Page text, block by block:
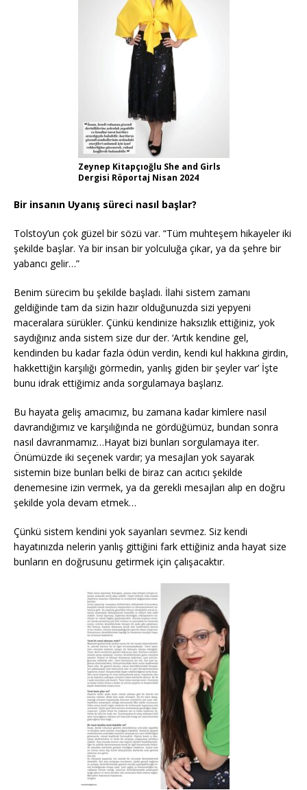
Zeynep Kitapçıoğlu She and Girls
Dergisi Röportaj Nisan 2024
Bir insanın Uyanış süreci nasıl başlar?
Tolstoy’un çok güzel bir sözü var. “Tüm muhteşem hikayeler iki
şekilde başlar. Ya bir insan bir yolculuğa çıkar, ya da şehre bir
yabancı gelir…”
Benim sürecim bu şekilde başladı. İlahi sistem zamanı
geldiğinde tam da sizin hazır olduğunuzda sizi yepyeni
maceralara sürükler. Çünkü kendinize haksızlık ettiğiniz, yok
saydığınız anda sistem size dur der. ‘Artık kendine gel,
kendinden bu kadar fazla ödün verdin, kendi kul hakkına girdin,
hakkettiğin karşılığı görmedin, yanlış giden bir şeyler var’ İşte
bunu idrak ettiğimiz anda sorgulamaya başlarız.
Bu hayata geliş amacımız, bu zamana kadar kimlere nasıl
davrandığımız ve karşılığında ne gördüğümüz, bundan sonra
nasıl davranmamız…Hayat bizi bunları sorgulamaya iter.
Önümüzde iki seçenek vardır; ya mesajları yok sayarak
sistemin bize bunları belki de biraz can acıtıcı şekilde
denemesine izin vermek, ya da gerekli mesajları alıp en doğru
şekilde yola devam etmek…
Çünkü sistem kendini yok sayanları sevmez. Siz kendi
hayatınızda nelerin yanlış gittiğini fark ettiğiniz anda hayat size
bunların en doğrusunu getirmek için çalışacaktır.